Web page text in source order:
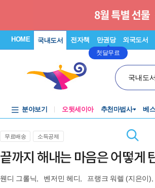
HOME 국내도서 전자책 만권당
첫달무료
외국도서
국내도
분야보기 오뒷세이아 추천마법사 베
무료배송 소득공제
끝까지 해내는 마음은 어떻게
웬디 그롤닉 벤저민 헤디 프랭크 워렐 (지은이),